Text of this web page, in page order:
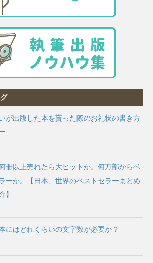
が出版した本を貰った際のお礼状の書き方
冊以上売れたら大ヒットか。何万部からベ
ーか。【日本、世界のベストセラーまとめ
】
にはどれくらいの文字数が必要か？